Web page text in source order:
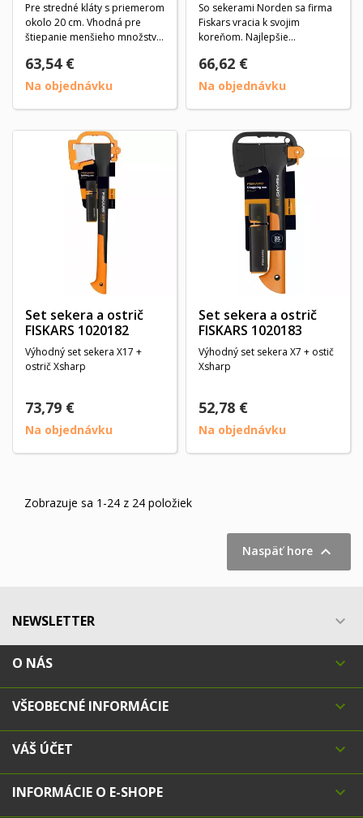
Pre stredné kláty s priemerom
okolo 20 cm. Vhodná pre
štiepanie menšieho množstva
63,54 €
Na objednávku
So sekerami Norden sa firma
Fiskars vracia k svojim
koreňom. Najlepšie
66,62 €
Na objednávku
Set sekera a ostrič
FISKARS 1020182
Výhodný set sekera X17 +
ostrič Xsharp
73,79 €
Na objednávku
Set sekera a ostrič
FISKARS 1020183
Výhodný set sekera X7 + ostič
Xsharp
52,78 €
Na objednávku
Zobrazuje sa 1-24 z 24 položiek
Naspäť hore 
NEWSLETTER 
O NÁS 
VŠEOBECNÉ INFORMÁCIE 
VÁŠ ÚČET 
INFORMÁCIE O E-SHOPE 